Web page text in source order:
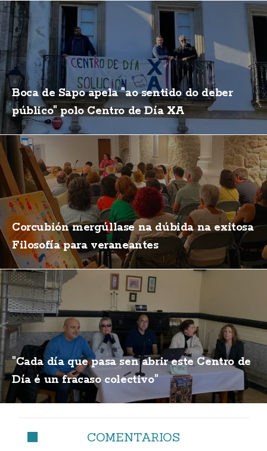
Boca de Sapo apela "ao sentido do deber
público" polo Centro de Día XA
Corcubión mergúllase na dúbida na exitosa
Filosofía para veraneantes
"Cada día que pasa sen abrir este Centro de
Día é un fracaso colectivo"
COMENTARIOS